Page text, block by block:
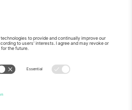
იურიდიული პირი იცვლება